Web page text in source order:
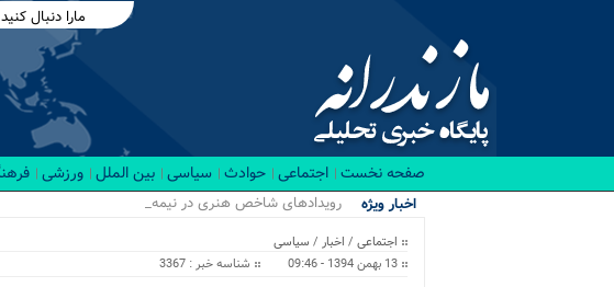
مارا دنبال کنید
صفحه نخست اجتماعی حوادث سیاسی بین الملل ورزشی
اخبار ویژه رویدادهای شاخص هنری در نیمه نخست ۱۴۰۵ در ما_
اجتماعی / اخبار / سیاسی
13 بهمن 1394 - 09:46
شناسه خبر : 3367